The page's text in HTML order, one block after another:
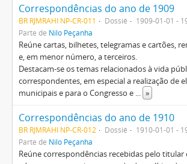
Correspondências do ano de 1909
BR RJMRAHI NP-CR-011 Dossiê
1909-01-01 -
Parte de Nilo Peçanha
Reúne cartas, bilhetes, telegramas e cartões,
e, em menor número, a terceiros.
Destacam-se os temas relacionados à vida
correspondentes, em especial a realização de
municipais e para o Congresso e ... »
Correspondências do ano de 1910
BR RJMRAHI NP-CR-012 Dossiê
1910-01-01 -
Parte de Nilo Peçanha
Reúne correspondências recebidas pelo titular